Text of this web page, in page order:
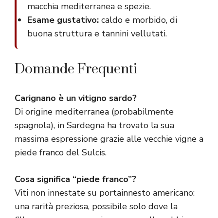
macchia mediterranea e spezie.
Esame gustativo: caldo e morbido, di
buona struttura e tannini vellutati.
Domande Frequenti
Carignano è un vitigno sardo?
Di origine mediterranea (probabilmente
spagnola), in Sardegna ha trovato la sua
massima espressione grazie alle vecchie vigne a
piede franco del Sulcis.
Cosa significa “piede franco”?
Viti non innestate su portainnesto americano:
una rarità preziosa, possibile solo dove la